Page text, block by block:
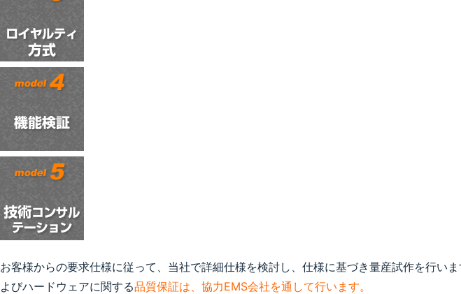
お客様からの要求仕様に従って、当社で詳細仕様を検討し、仕様に基づき量産試作を行い
よびハードウェアに関する品質保証は、協力EMS会社を通して行います。